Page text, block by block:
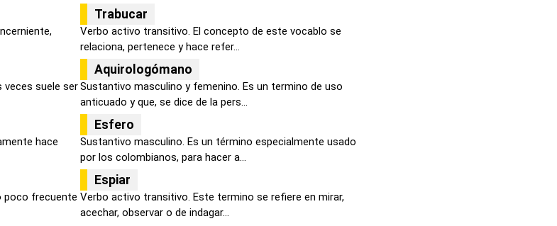
Trabucar
Verbo activo transitivo. El concepto de este vocablo se
relaciona, pertenece y hace refer...
suele ser
Aquirologómano
Sustantivo masculino y femenino. Es un termino de uso
anticuado y que, se dice de la pers...
hace
Esfero
Sustantivo masculino. Es un término especialmente usado
por los colombianos, para hacer a...
poco frecuente
Espiar
Verbo activo transitivo. Este termino se refiere en mirar,
acechar, observar o de indagar...